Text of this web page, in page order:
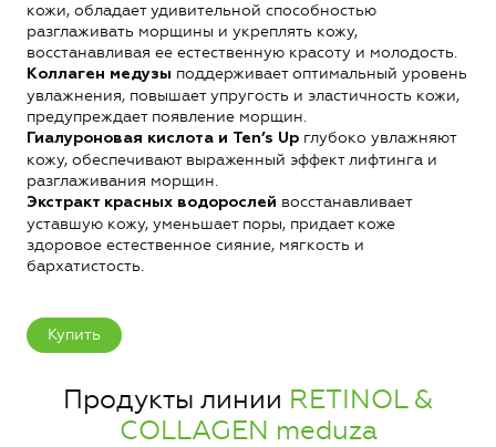
кожи, обладает удивительной способностью
разглаживать морщины и укреплять кожу,
восстанавливая ее естественную красоту и молодость.
Коллаген медузы поддерживает оптимальный уровень
увлажнения, повышает упругость и эластичность кожи,
предупреждает появление морщин.
Гиалуроновая кислота и Ten’s Up глубоко увлажняют
кожу, обеспечивают выраженный эффект лифтинга и
разглаживания морщин.
Экстракт красных водорослей восстанавливает
уставшую кожу, уменьшает поры, придает коже
здоровое естественное сияние, мягкость и
бархатистость.
Купить
Продукты линии RETINOL &
COLLAGEN meduza